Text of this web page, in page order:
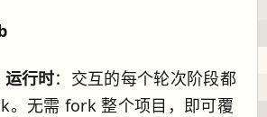
行时：交互的每个轮次阶段都
。无需 fork 整个项目，即可覆